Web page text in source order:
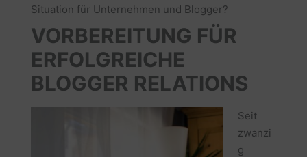
Situation für Unternehmen und Blogger?
VORBEREITUNG FÜR
ERFOLGREICHE
BLOGGER RELATIONS
Seit
zwanzi
g